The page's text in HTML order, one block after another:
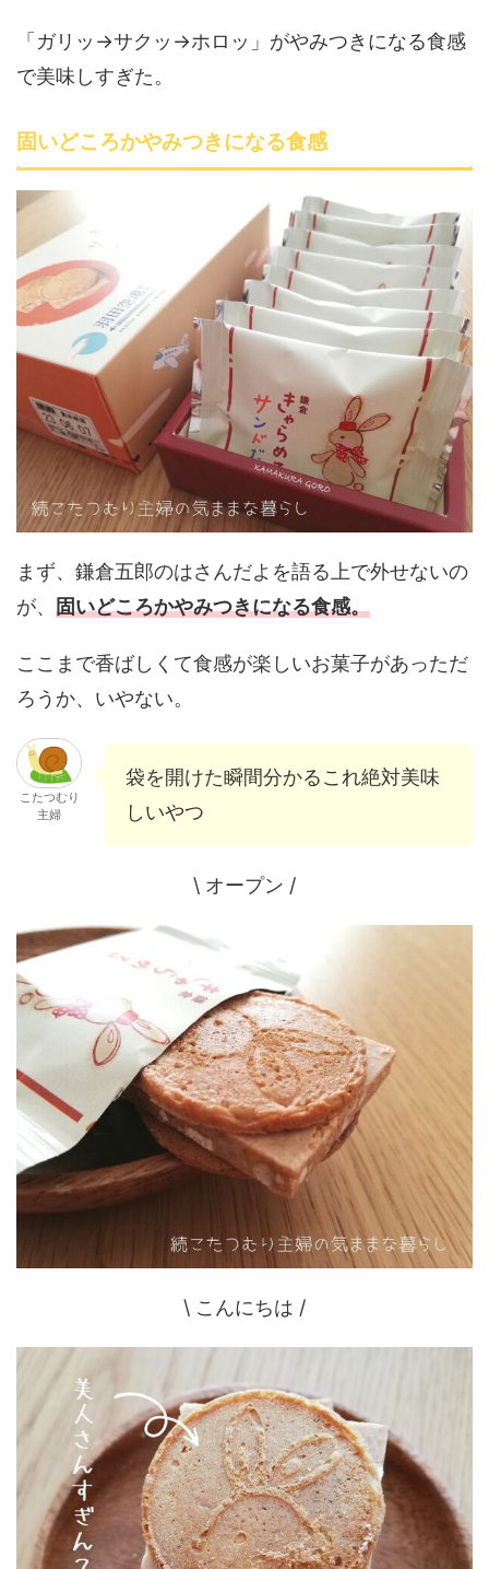
「ガリッ→サクッ→ホロッ」がやみつきになる食感
で美味しすぎた。
固いどころかやみつきになる食感
まず、鎌倉五郎のはさんだよを語る上で外せないの
が、 固いどころかやみつきになる食感。
ここまで香ばしくて食感が楽しいお菓子があっただ
ろうか、いやない。
こたつむり
主婦
袋を開けた瞬間分かるこれ絶対美味
しいやつ
\ オープン /
\ こんにちは /